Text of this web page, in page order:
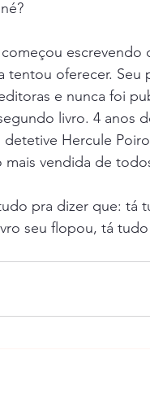
tentou oferecer.
e nunca foi
livro. 4 anos
Hercule
mais vendida de
pra dizer que: tá
seu flopou, tá